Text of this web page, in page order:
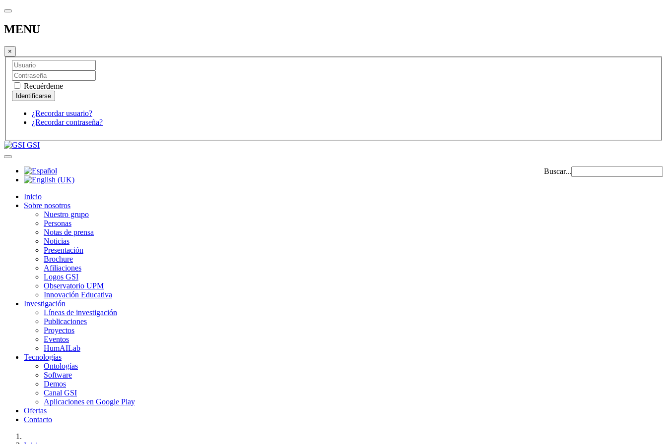
MENU
×
Recuérdeme
¿Recordar usuario?
¿Recordar contraseña?
GSI
Buscar...
Inicio
Sobre nosotros
Nuestro grupo
Personas
Notas de prensa
Noticias
Presentación
Brochure
Afiliaciones
Logos GSI
Observatorio UPM
Innovación Educativa
Investigación
Líneas de investigación
Publicaciones
Proyectos
Eventos
HumAILab
Tecnologías
Ontologías
Software
Demos
Canal GSI
Aplicaciones en Google Play
Ofertas
Contacto